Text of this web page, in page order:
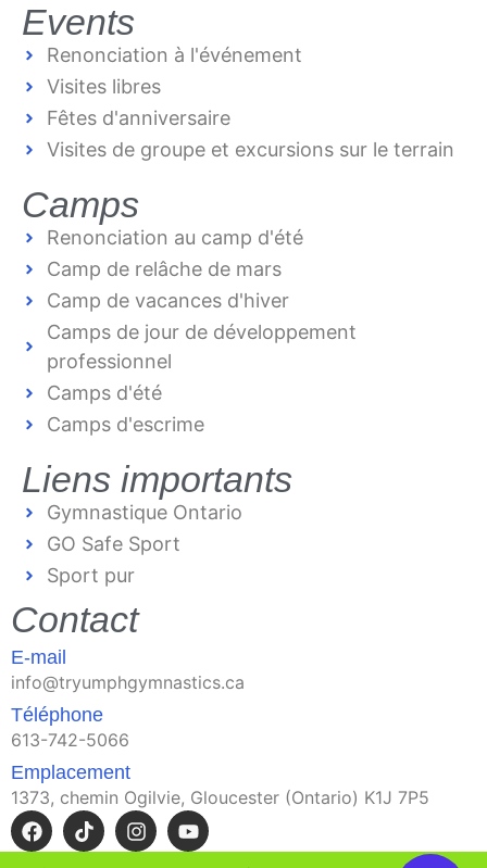
Contact
E-mail
info@tryumphgymnastics.ca
Téléphone
613-742-5066
Emplacement
1373, chemin Ogilvie, Gloucester (Ontario) K1J 7P5
Events
Renonciation à l'événement
Visites libres
Fêtes d'anniversaire
Visites de groupe et excursions sur le terrain
Camps
Renonciation au camp d'été
Camp de relâche de mars
Camp de vacances d'hiver
Camps de jour de développement
professionnel
Camps d'été
Camps d'escrime
Liens importants
Gymnastique Ontario
GO Safe Sport
Sport pur